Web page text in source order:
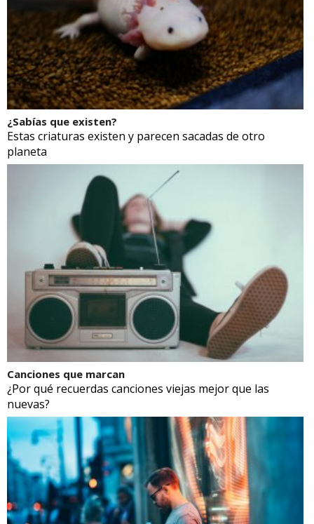
¿Sabías que existen?
Estas criaturas existen y parecen sacadas de otro
planeta
Canciones que marcan
¿Por qué recuerdas canciones viejas mejor que las
nuevas?